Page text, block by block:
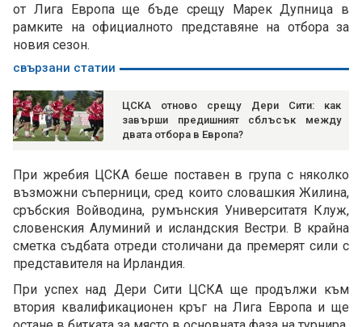
от Лига Европа ще бъде срещу Марек Дупница в
рамките на официалното представяне на отбора за
новия сезон.
свързани статии
ЦСКА отново срещу Дери Сити: как
завърши предишният сблъсък между
двата отбора в Европа?
При жребия ЦСКА беше поставен в група с няколко
възможни съперници, сред които словашкия Жилина,
сръбския Войводина, румънския Университатя Клуж,
словенския Алуминий и исландския Вестри. В крайна
сметка съдбата отреди столичани да премерят сили с
представителя на Ирландия.
При успех над Дери Сити ЦСКА ще продължи към
втория квалификационен кръг на Лига Европа и ще